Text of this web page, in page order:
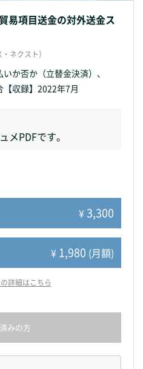
易項目送金の対外送金ス
ネクスト）
か否か（立替金決済）、
【収録】2022年7月
メPDFです。
¥3,300
¥ 1,980 (月額)
詳細はこちら
みの方